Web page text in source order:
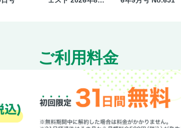
早稲田実（東京）
横浜（神奈川）
横浜清陵（神奈川）
山梨学院（山梨）
出場チーム紹介 東海・北信越
常葉大菊川（静岡）
ご利用料金